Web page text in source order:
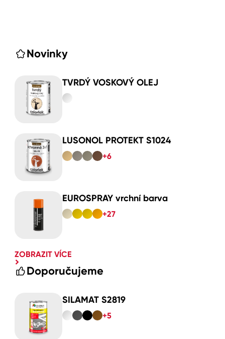
Novinky
TVRDÝ VOSKOVÝ OLEJ
LUSONOL PROTEKT S1024
+6
EUROSPRAY vrchní barva
+27
ZOBRAZIT VÍCE
Doporučujeme
SILAMAT S2819
+5